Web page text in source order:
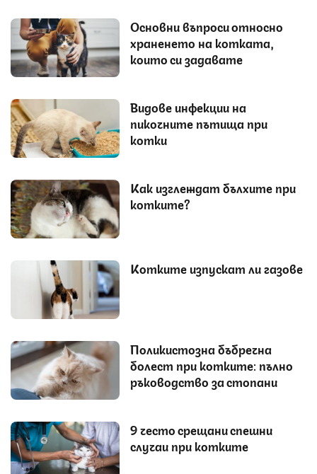
Основни въпроси относно
храненето на котката,
които си задавате
Видове инфекции на
пикочните пътища при
котки
Как изглеждат бълхите при
котките?
Котките изпускат ли газове
Поликистозна бъбречна
болест при котките: пълно
ръководство за стопани
9 често срещани спешни
случаи при котките